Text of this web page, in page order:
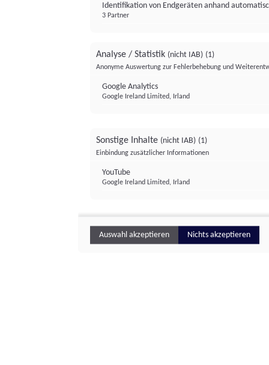
Identifikation von Endgeräten anhand
3 Partner
Analyse / Statistik (nicht IAB) (1)
Anonyme Auswertung zur Fehlerbehebung und
Google Analytics
Google Ireland Limited, Irland
Sonstige Inhalte (nicht IAB) (1)
Einbindung zusätzlicher Informationen
YouTube
Google Ireland Limited, Irland
Auswahl akzeptieren Nichts akzeptieren